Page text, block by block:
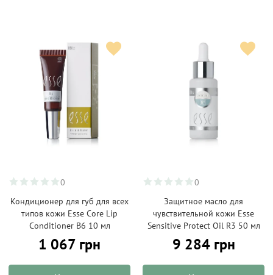
0
Кондиционер для губ для всех
типов кожи Esse Core Lip
Conditioner B6 10 мл
1 067 грн
0
Защитное масло для
чувствительной кожи Esse
Sensitive Protect Oil R3 50 мл
9 284 грн